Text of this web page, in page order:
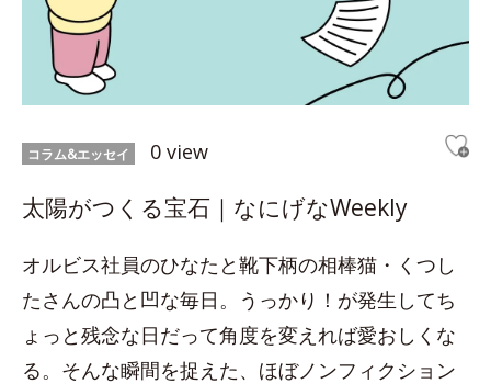
コラム&エッセイ 0 view
太陽がつくる宝石｜なにげなWeekly
オルビス社員のひなたと靴下柄の相棒猫・くつし
たさんの凸と凹な毎日。うっかり！が発生してち
ょっと残念な日だって角度を変えれば愛おしくな
る。そんな瞬間を捉えた、ほぼノンフィクション